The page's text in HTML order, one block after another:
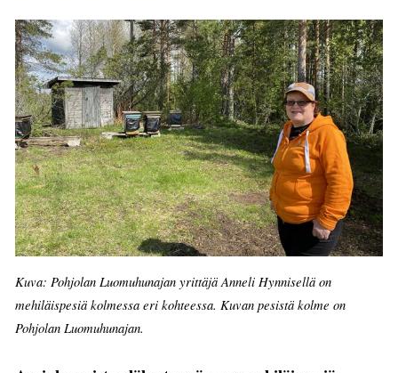
Kuva: Pohjolan Luomuhunajan yrittäjä Anneli Hynnisellä on
mehiläispesiä kolmessa eri kohteessa. Kuvan pesistä kolme on
Pohjolan Luomuhunajan.